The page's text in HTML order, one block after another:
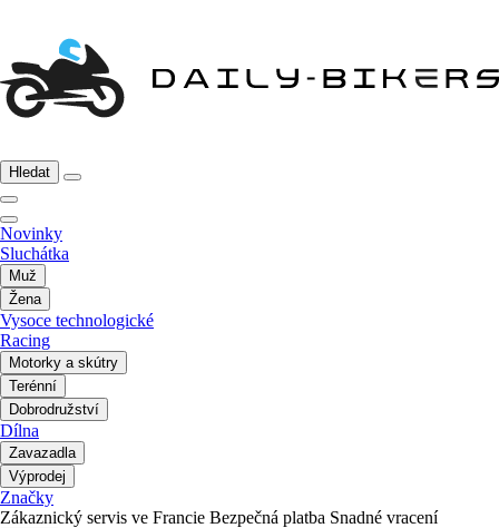
Hledat
Novinky
Sluchátka
Muž
Žena
Vysoce technologické
Racing
Motorky a skútry
Terénní
Dobrodružství
Dílna
Zavazadla
Výprodej
Značky
Zákaznický servis ve Francie Bezpečná platba Snadné vracení